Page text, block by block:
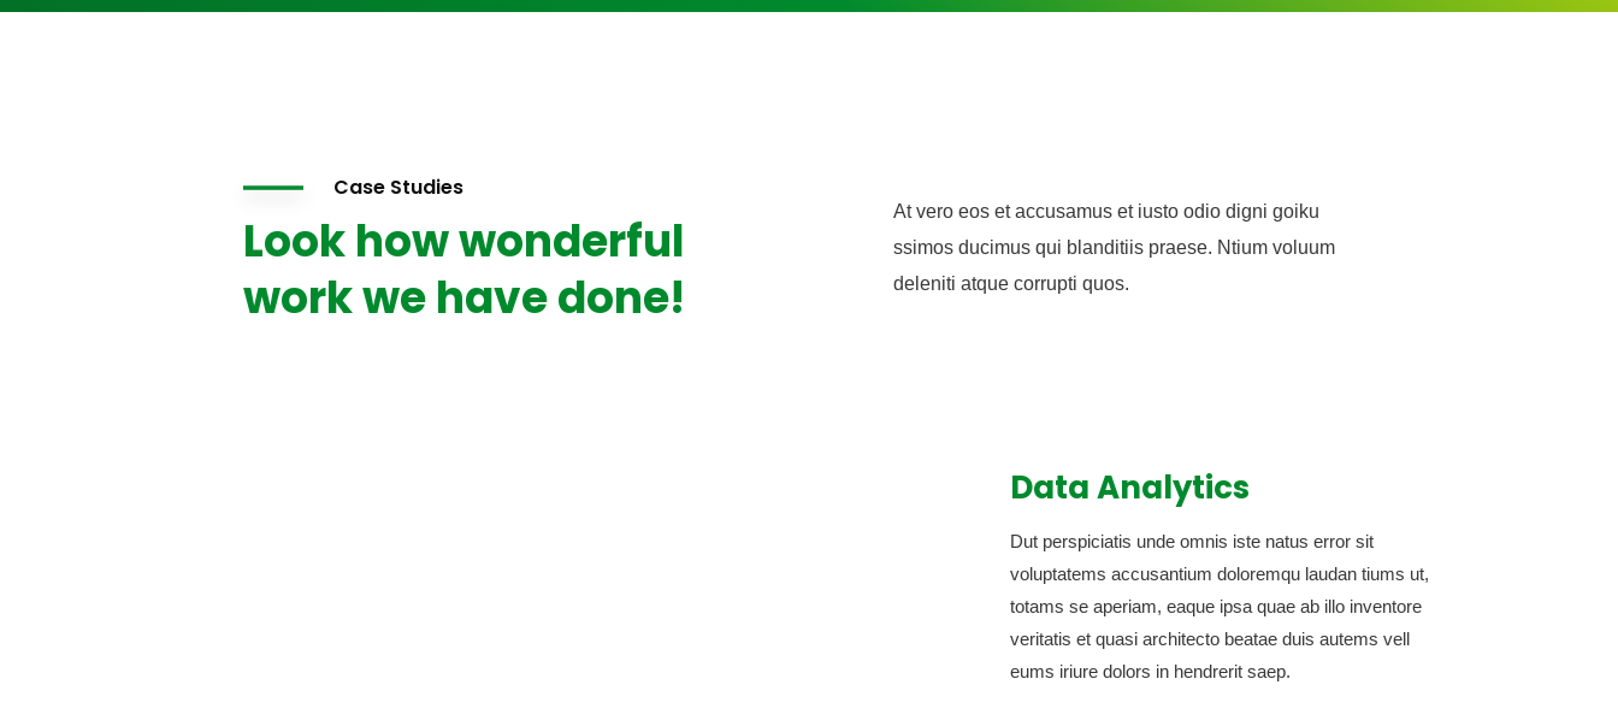
Case Studies
Look how wonderful
work we have done!
At vero eos et accusamus et iusto odio digni goiku
ssimos ducimus qui blanditiis praese. Ntium voluum
deleniti atque corrupti quos.
Data Analytics
Dut perspiciatis unde omnis iste natus error sit
voluptatems accusantium doloremqu laudan tiums ut,
totams se aperiam, eaque ipsa quae ab illo inventore
veritatis et quasi architecto beatae duis autems vell
eums iriure dolors in hendrerit saep.